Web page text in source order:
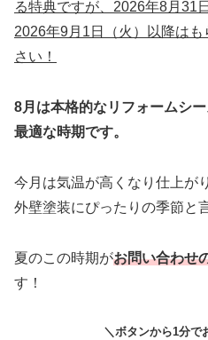
る特典ですが、2026年8月31
2026年9月1日（火）以降は
さい！
8月は本格的なリフォームシ
最適な時期です。
今月は気温が高くなり仕上が
外壁塗装にぴったりの季節と
夏のこの時期がお問い合わせ
す！
＼ボタンから1分で